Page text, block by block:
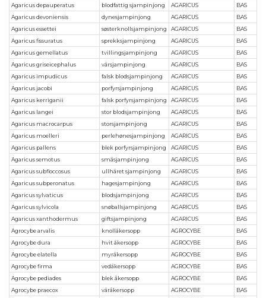
Agaricus depauperatus blodfattig sjampinjong AGARICUS
BAS
Agaricus devoniensis
dynesjampinjong AGARICUS
BAS
Agaricus essettei
søsterknollsjampinjong AGARICUS
BAS
Agaricus fissuratus
sprekksjampinjong AGARICUS
BAS
Agaricus gemellatus
tvillingsjampinjong AGARICUS
BAS
Agaricus griseicephalus
vårsjampinjong AGARICUS
BAS
Agaricus impudicus
falsk blodsjampinjong AGARICUS
BAS
Agaricus jacobi
porfyrsjampinjong AGARICUS
BAS
Agaricus kerriganii
falsk porfyrsjampinjong AGARICUS
BAS
Agaricus langei
stor blodsjampinjong AGARICUS
BAS
Agaricus macrocarpus
storsjampinjong AGARICUS
BAS
Agaricus moelleri
perlehønesjampinjong AGARICUS
BAS
Agaricus pallens
blek porfyrsjampinjong AGARICUS
BAS
Agaricus semotus
småsjampinjong AGARICUS
BAS
Agaricus subfloccosus
ullhåret sjampinjong AGARICUS
BAS
Agaricus subperonatus
hagesjampinjong AGARICUS
BAS
Agaricus sylvaticus
blodsjampinjong AGARICUS
BAS
Agaricus sylvicola
snøballsjampinjong AGARICUS
BAS
Agaricus xanthodermus
giftsjampinjong AGARICUS
BAS
Agrocybe arvalis
knollåkersopp AGROCYBE
BAS
Agrocybe dura
hvit åkersopp AGROCYBE
BAS
Agrocybe elatella
myråkersopp AGROCYBE
BAS
Agrocybe firma
vedåkersopp AGROCYBE
BAS
Agrocybe pediades
blek åkersopp AGROCYBE
BAS
Agrocybe praecox
våråkersopp AGROCYBE
BAS